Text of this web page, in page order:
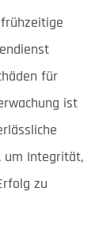
für
ist
um Integrität,
zu